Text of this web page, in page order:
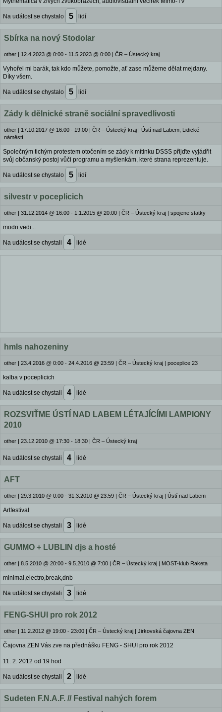
Na událost se chystalo 5 lidí
Sbírka na nový Stodolar
other | 12.4.2023 @ 0:00 - 11.5.2023 @ 0:00 | ČR – Ústecký kraj
Vyhořel mi barák, tak kdo můžete, pomožte, ať zase můžeme dělat mejdany.
Díky všem.
Na událost se chystalo 5 lidí
Zády k dělnické straně sociální spravedlivosti
other | 17.10.2017 @ 16:00 - 19:00 | ČR – Ústecký kraj | Ústí nad Labem, Lidické
náměstí
Společným tichým protestem otočením se zády k mítinku DSSS přijďte vyjádřit
svůj občanský postoj vůči programu a myšlenkám, které strana reprezentuje.
Na událost se chystalo 5 lidí
silvestr v poceplicich
other | 31.12.2014 @ 16:00 - 1.1.2015 @ 20:00 | ČR – Ústecký kraj | spojene statky
modri vedi...
Na událost se chystali 4 lidé
hmls nahozeniny
other | 23.4.2016 @ 0:00 - 24.4.2016 @ 23:59 | ČR – Ústecký kraj | poceplice 23
kalba v poceplicich
Na událost se chystali 4 lidé
ROZSVIŤME ÚSTÍ NAD LABEM LÉTAJÍCÍMI LAMPIONY
2010
other | 23.12.2010 @ 17:30 - 18:30 | ČR – Ústecký kraj
Na událost se chystali 4 lidé
AFT
other | 29.3.2010 @ 0:00 - 31.3.2010 @ 23:59 | ČR – Ústecký kraj | Ústí nad Labem
Artfestival
Na událost se chystali 3 lidé
GUMMO + LUBLIN djs a hosté
other | 8.5.2010 @ 20:00 - 9.5.2010 @ 7:00 | ČR – Ústecký kraj | MOST-klub Raketa
minimal,electro,break,dnb
Na událost se chystali 3 lidé
FENG-SHUI pro rok 2012
other | 11.2.2012 @ 19:00 - 23:00 | ČR – Ústecký kraj | Jirkovská čajovna ZEN
Čajovna ZEN Vás zve na přednášku FENG - SHUI pro rok 2012
11. 2. 2012 od 19 hod
Na událost se chystali 2 lidé
Sudeten F.N.A.F. // Festival nahých forem